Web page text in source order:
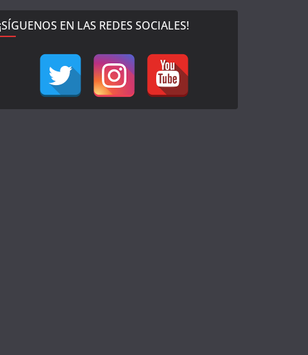
EN LAS REDES SOCIALES!